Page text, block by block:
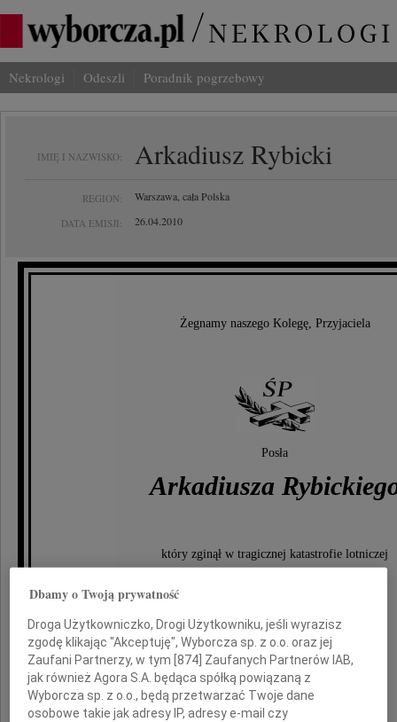
Nekrologi Odeszli Poradnik pogrzebowy
IMIĘ I NAZWISKO: Arkadiusz Rybicki
REGION: Warszawa, cała Polska
DATA EMISJI: 26.04.2010
Żegnamy naszego Kolegę, Przyjaciela
Posła
Arkadiusza
który zginął w tragicznej katastrofie lotniczej
Rodzinie i Bliskim
Dbamy o Twoją prywatność
Droga Użytkowniczko, Drogi Użytkowniku, jeśli wyrazisz
zgodę klikając "Akceptuję", Wyborcza sp. z o.o. oraz jej
Zaufani Partnerzy, w tym [874] Zaufanych Partnerów IAB,
jak również Agora S.A. będąca spółką powiązaną z
Wyborcza sp. z o.o., będą przetwarzać Twoje dane
osobowe takie jak adresy IP, adresy e-mail czy